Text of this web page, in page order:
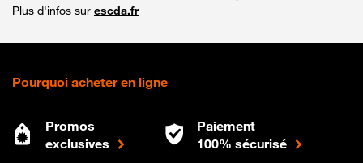
Plus d'infos sur escda.fr
Pourquoi acheter en ligne
Promos
exclusives
Paiement
100% sécurisé